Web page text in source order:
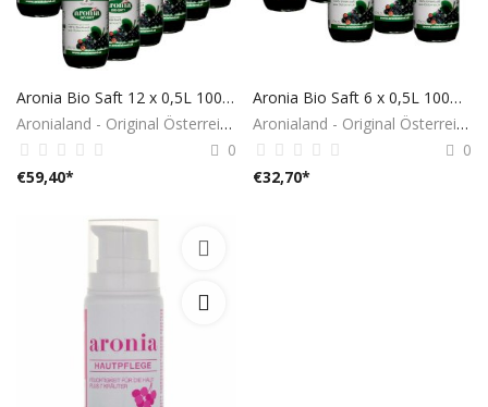
Aronia Bio Saft 12 x 0,5L 100% aus Österreich
Aronialand - Original Österreich
0
€59,40*
Aronia Bio Saft 6 x 0,5L 100% aus Österreich
Aronialand - Original Österreich
0
€32,70*